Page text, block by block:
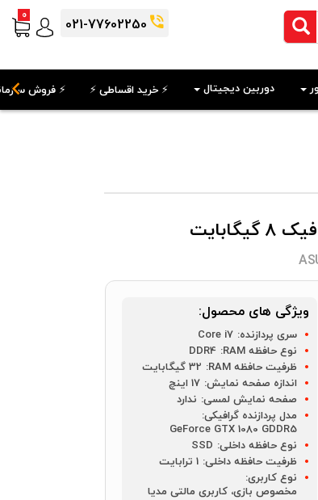
0
021-77602250
دوربین دیجیتال ⚡️ خرید اقساطی ⚡️ ⚡️ فروش
ویژگی های محصول:
سری پردازنده: Core i7
نوع حافظه RAM:
DDR4
ظرفیت حافظه RAM:
32 گیگابایت
اندازه صفحه نمایش: 17 اینچ
صفحه نمایش لمسی: ندارد
مدل پردازنده گرافیکی:
GeForce GTX 1080 GDDR5
نوع حافظه داخلی: SSD
ظرفیت حافظه داخلی: 1 ترابایت
نوع کاربری:
مخصوص بازی، کاربری مالتی مدیا